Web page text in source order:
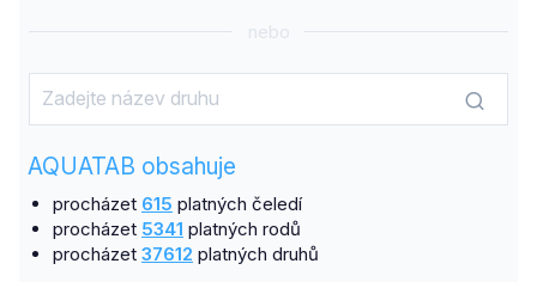
nebo
AQUATAB obsahuje
procházet 615 platných čeledí
procházet 5341 platných rodů
procházet 37612 platných druhů